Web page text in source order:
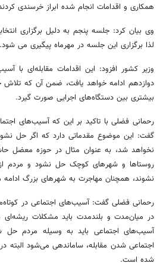
همکاری و اقدامات انجام شده ابراز خرسندی
وی بیان کرد: جلسه پنجم به دلیل برگزاری
لذا برگزاری این جلسه در مهرماه پیگیری می شود.
وزیر کشور افزود: این اقدامات مقابله‌ای با
دوازدهم ادامه خواهد یافت، ضمن آن که
بیشتری بین دستگاه‌های اجرایی صورت گیرد.
رحمانی فضلی با تاکید بر این که آسیب‌های
گفت: این موضوع مقدماتی دارد که اگر حل
نخواهد شد، به عنوان مثال در حوزه معضل
روستاها و شهرهای کوچک حل نشود و مردم از
نشوند، همچنان مهاجرت به شهرهای بزرگ ادامه
رحمانی فضلی گفت: آسیب‌های اجتماعی در
در میان‌مدت و بلند‌مدت باید مشکلات
آسیب‌های اجتماعی باید به وسیله مردم حل
اجتماعی شدن مقابله، ساماندهی می‌شود البته
شده است.